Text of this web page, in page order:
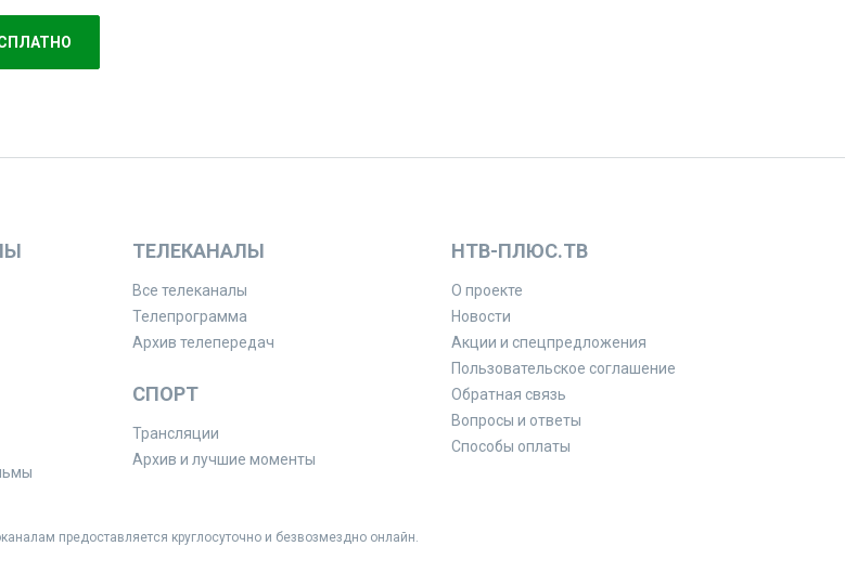
ТЕЛЕКАНАЛЫ
Все телеканалы
Телепрограмма
Архив телепередач
СПОРТ
Трансляции
Архив и лучшие моменты
НТВ-ПЛЮС.ТВ
О проекте
Новости
Акции и спецпредложения
Пользовательское соглашение
Обратная связь
Вопросы и ответы
Способы оплаты
предоставляется круглосуточно и безвозмездно онлайн.